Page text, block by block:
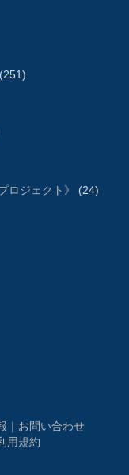
(251)
ロジェクト》
(24)
｜ お問い合わせ
用規約